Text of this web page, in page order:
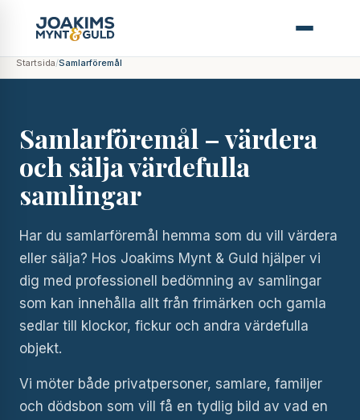
Startsida/Samlarföremål
Samlarföremål – värdera
och sälja värdefulla
samlingar
Har du samlarföremål hemma som du vill värdera
eller sälja? Hos Joakims Mynt & Guld hjälper vi
dig med professionell bedömning av samlingar
som kan innehålla allt från frimärken och gamla
sedlar till klockor, fickur och andra värdefulla
objekt.
Vi möter både privatpersoner, samlare, familjer
och dödsbon som vill få en tydlig bild av vad en